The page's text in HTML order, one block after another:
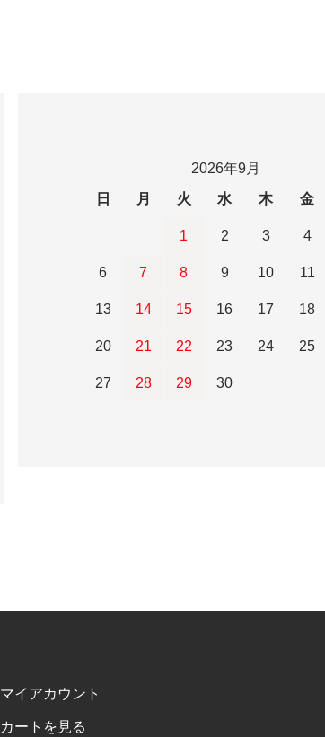
2026年9月
日
月 火 水 木 金
1 2 3 4
6 7 8 9 10 11
13 14 15 16 17 18
20 21 22 23 24 25
27 28 29 30
マイアカウント
カートを見る